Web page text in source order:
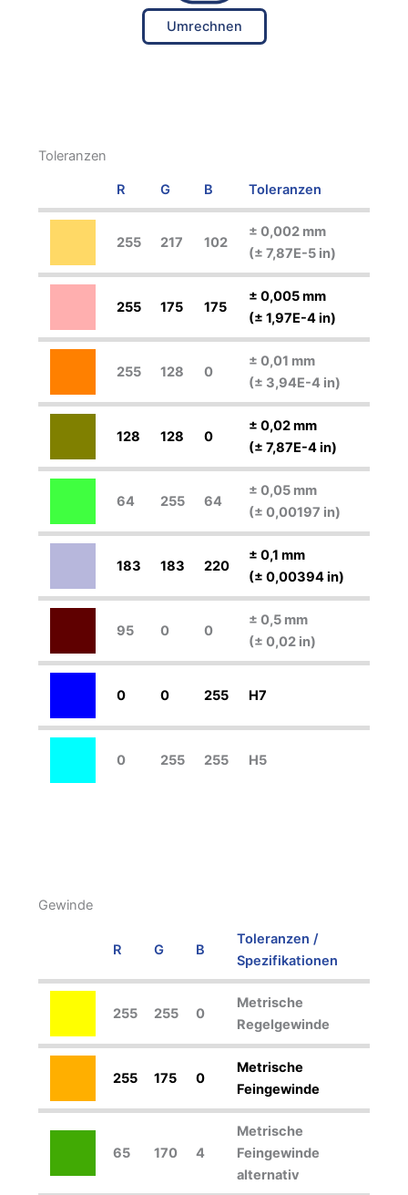
Umrechnen
Toleranzen
R G B Toleranzen
255 217 102
± 0,002 mm
(± 7,87E-5 in)
255 175 175
± 0,005 mm
(± 1,97E-4 in)
255 128 0
± 0,01 mm
(± 3,94E-4 in)
128 128 0
± 0,02 mm
(± 7,87E-4 in)
64 255 64
± 0,05 mm
(± 0,00197 in)
183 183 220
± 0,1 mm
(± 0,00394 in)
95 0 0
± 0,5 mm
(± 0,02 in)
0 0 255 H7
0 255 255 H5
Gewinde
R G B
Toleranzen /
Spezifikationen
255 255 0
Metrische
Regelgewinde
255 175 0
Metrische
Feingewinde
65 170 4
Metrische
Feingewinde
alternativ